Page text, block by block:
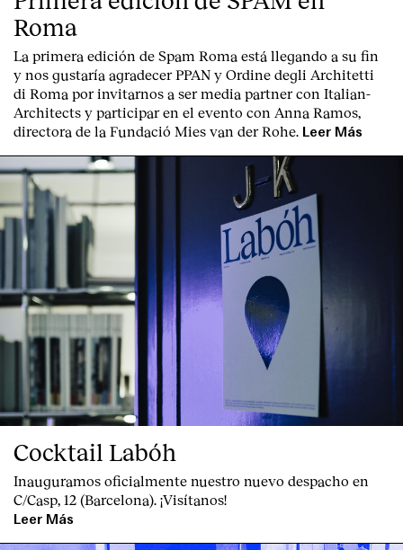
Roma
La primera edición de Spam Roma está llegando a su fin
y nos gustaría agradecer PPAN y Ordine degli Architetti
di Roma por invitarnos a ser media partner con Italian-
Architects y participar en el evento con Anna Ramos,
directora de la Fundació Mies van der Rohe. Leer Más
Cocktail Labóh
Inauguramos oficialmente nuestro nuevo despacho en
C/Casp, 12 (Barcelona). ¡Visítanos!
Leer Más